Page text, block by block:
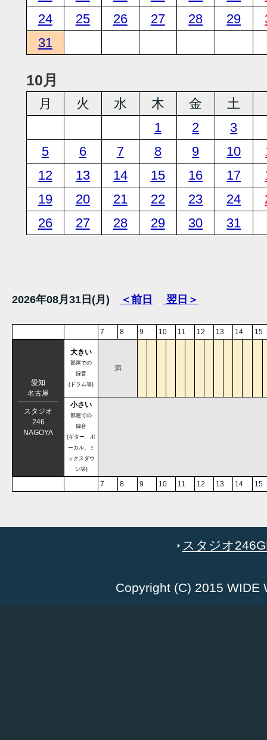
24
25 26 27 28 29
31
10月
月 火 水 木 金 土
1
2
3
5
6 7 8 9 10
12
13 14 15 16 17
19
20 21 22 23 24
26
27 28 29 30 31
2026年08月31日(月) ＜前日 翌日＞
7 8 9 10 11 12 13 14 15
愛知
名古屋
スタジオ
246
NAGOYA
大きい
部屋での
録音
(ドラム等)
満
小さい
部屋での
録音
(ギター、ボ
ーカル、ミ
ックスダウ
ン等)
7 8 9 10 11 12 13 14 15
スタジオ
Copyright (C) 2015 WIDE